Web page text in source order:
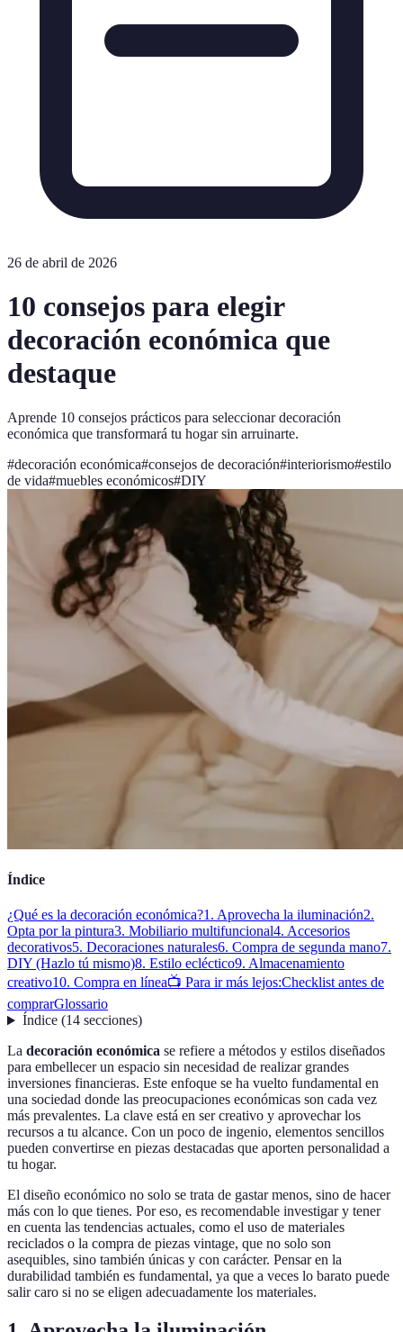
26 de abril de 2026
10 consejos para elegir
decoración económica que
destaque
Aprende 10 consejos prácticos para seleccionar decoración
económica que transformará tu hogar sin arruinarte.
#decoración económica#consejos de decoración#interiorismo#estilo
de vida#muebles económicos#DIY
Índice
¿Qué es la decoración económica?1. Aprovecha la iluminación2.
Opta por la pintura3. Mobiliario multifuncional4. Accesorios
decorativos5. Decoraciones naturales6. Compra de segunda mano7.
DIY (Hazlo tú mismo)8. Estilo ecléctico9. Almacenamiento
creativo10. Compra en línea📺 Para ir más lejos:Checklist antes de
comprarGlossario
Índice(14 secciones)
La decoración económica se refiere a métodos y estilos diseñados
para embellecer un espacio sin necesidad de realizar grandes
inversiones financieras. Este enfoque se ha vuelto fundamental en
una sociedad donde las preocupaciones económicas son cada vez
más prevalentes. La clave está en ser creativo y aprovechar los
recursos a tu alcance. Con un poco de ingenio, elementos sencillos
pueden convertirse en piezas destacadas que aporten personalidad a
tu hogar.
El diseño económico no solo se trata de gastar menos, sino de hacer
más con lo que tienes. Por eso, es recomendable investigar y tener
en cuenta las tendencias actuales, como el uso de materiales
reciclados o la compra de piezas vintage, que no solo son
asequibles, sino también únicas y con carácter. Pensar en la
durabilidad también es fundamental, ya que a veces lo barato puede
salir caro si no se eligen adecuadamente los materiales.